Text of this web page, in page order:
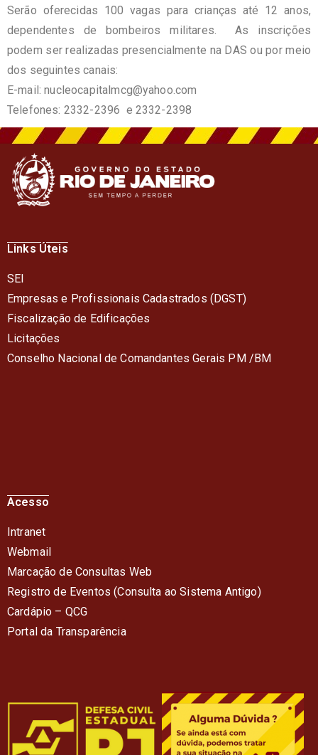
Serão oferecidas 100 vagas para crianças até 12 anos,
dependentes de bombeiros militares. As inscrições
podem ser realizadas presencialmente na DAS ou por meio
dos seguintes canais:
E-mail:nucleocapitalmcg@yahoo.com
Telefones: 2332-2396 e 2332-2398
Links Úteis
SEI
Empresas e Profissionais Cadastrados (DGST)
Fiscalização de Edificações
Licitações
Conselho Nacional de Comandantes Gerais PM /BM
Acesso
Intranet
Webmail
Marcação de Consultas Web
Registro de Eventos (Consulta ao Sistema Antigo)
Cardápio – QCG
Portal da Transparência